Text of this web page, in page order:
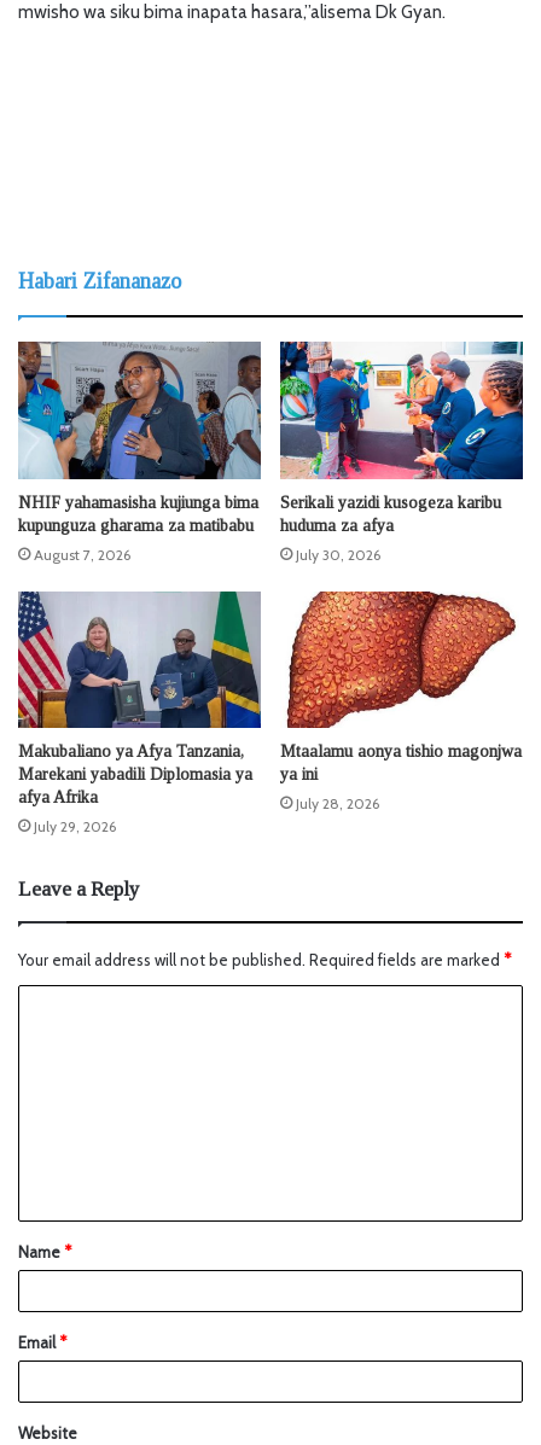
mwisho wa siku bima inapata hasara,”alisema Dk Gyan.
Habari Zifananazo
NHIF yahamasisha kujiunga bima
kupunguza gharama za matibabu
August 7, 2026
Serikali yazidi kusogeza karibu
huduma za afya
July 30, 2026
Makubaliano ya Afya Tanzania,
Marekani yabadili Diplomasia ya
afya Afrika
July 29, 2026
Mtaalamu aonya tishio magonjwa
ya ini
July 28, 2026
Leave a Reply
Your email address will not be published. Required fields are marked *
Name*
Email*
Website